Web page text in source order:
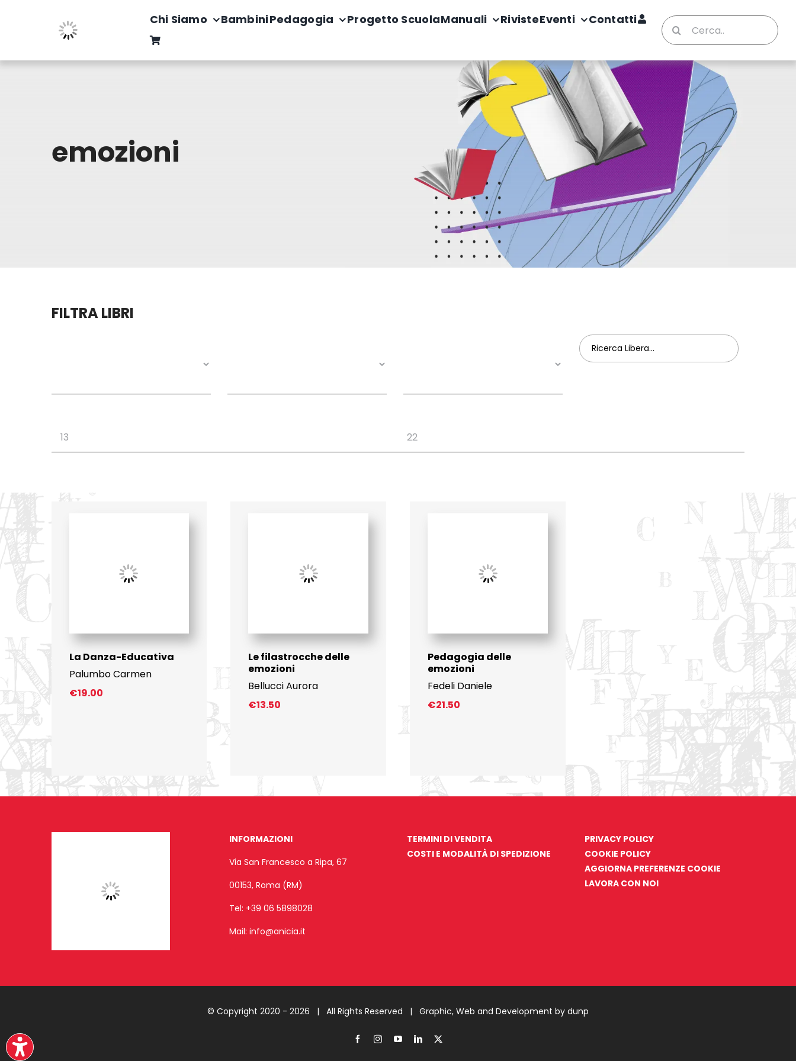
Chi Siamo BambiniPedagogia Progetto ScuolaManuali RivisteEventi Contatti
Cerca
per:
emozioni
FILTRA LIBRI
La Danza-Educativa
Palumbo Carmen
€19.00
Le filastrocche delle
emozioni
Bellucci Aurora
€13.50
Pedagogia delle
emozioni
Fedeli Daniele
€21.50
INFORMAZIONI
Via San Francesco a Ripa, 67
00153, Roma (RM)
Tel: +39 06 5898028
Mail: info@anicia.it
TERMINI DI VENDITA
COSTI E MODALITÀ DI SPEDIZIONE
PRIVACY POLICY
COOKIE POLICY
AGGIORNA PREFERENZE COOKIE
LAVORA CON NOI
© Copyright 2020 - 2026 | All Rights Reserved | Graphic, Web and Development by dunp
FacebookInstagramYouTubeLinkedIn